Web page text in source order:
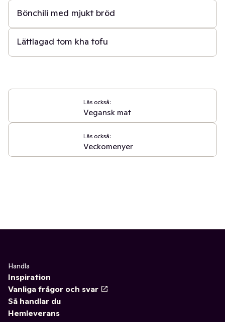
Bönchili med mjukt bröd
30 min
Lättlagad tom kha tofu
Läs också:
Vegansk mat
Läs också:
Veckomenyer
Handla
Inspiration
Vanliga frågor och svar
Så handlar du
Hemleverans